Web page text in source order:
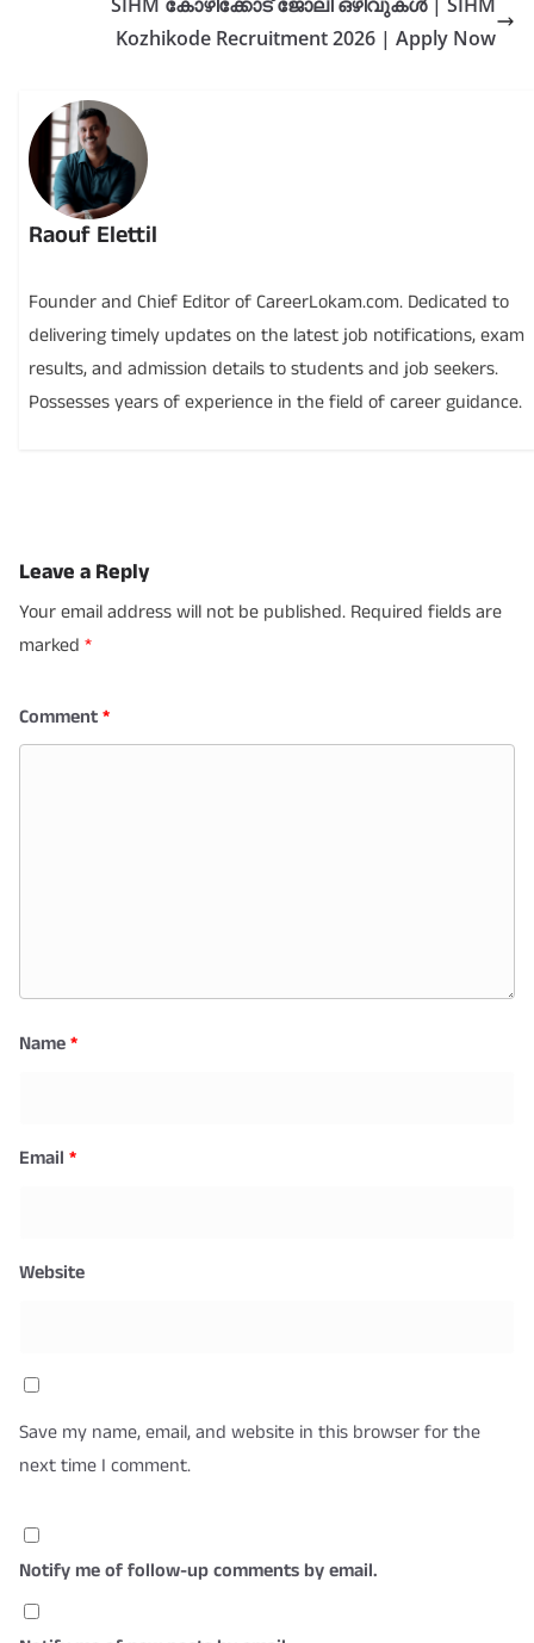
Kozhikode Recruitment 2026 | Apply Now
Raouf Elettil
Founder and Chief Editor of CareerLokam.com. Dedicated to
delivering timely updates on the latest job notifications, exam
results, and admission details to students and job seekers.
Possesses years of experience in the field of career guidance.
Leave a Reply
Your email address will not be published. Required fields are
marked *
Comment*
Name*
Email *
Website
Save my name, email, and website in this browser for the
next time I comment.
Notify me of follow-up comments by email.